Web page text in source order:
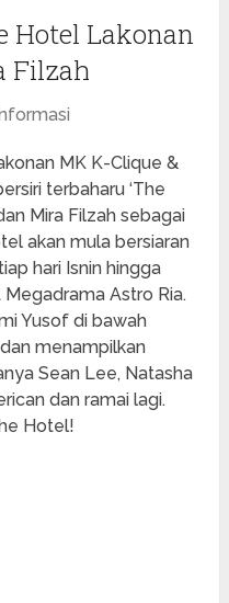
Hotel Lakonan
Filzah
MK K-Clique &
terbaharu ‘The
Mira Filzah sebagai
akan mula bersiaran
hari Isnin hingga
Astro Ria.
Yusof di bawah
menampilkan
Sean Lee, Natasha
dan ramai lagi.
Hotel!